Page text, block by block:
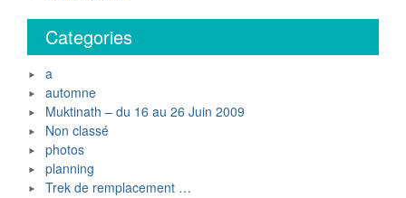
Categories
a
automne
Muktinath – du 16 au 26 Juin 2009
Non classé
photos
planning
Trek de remplacement …